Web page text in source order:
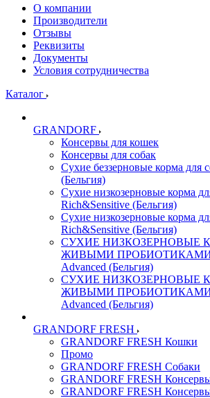
О компании
Производители
Отзывы
Реквизиты
Документы
Условия сотрудничества
Каталог
GRANDORF
Консервы для кошек
Консервы для собак
Сухие беззерновые корма для
(Бельгия)
Сухие низкозерновые корма
Rich&Sensitive (Бельгия)
Сухие низкозерновые корма
Rich&Sensitive (Бельгия)
СУХИЕ НИЗКОЗЕРНОВЫЕ
ЖИВЫМИ
Advanced (Бельгия)
СУХИЕ НИЗКОЗЕРНОВЫЕ
ЖИВЫМИ
Advanced (Бельгия)
GRANDORF FRESH
GRANDORF FRESH Кошки
Промо
GRANDORF FRESH Собаки
GRANDORF FRESH
GRANDORF FRESH